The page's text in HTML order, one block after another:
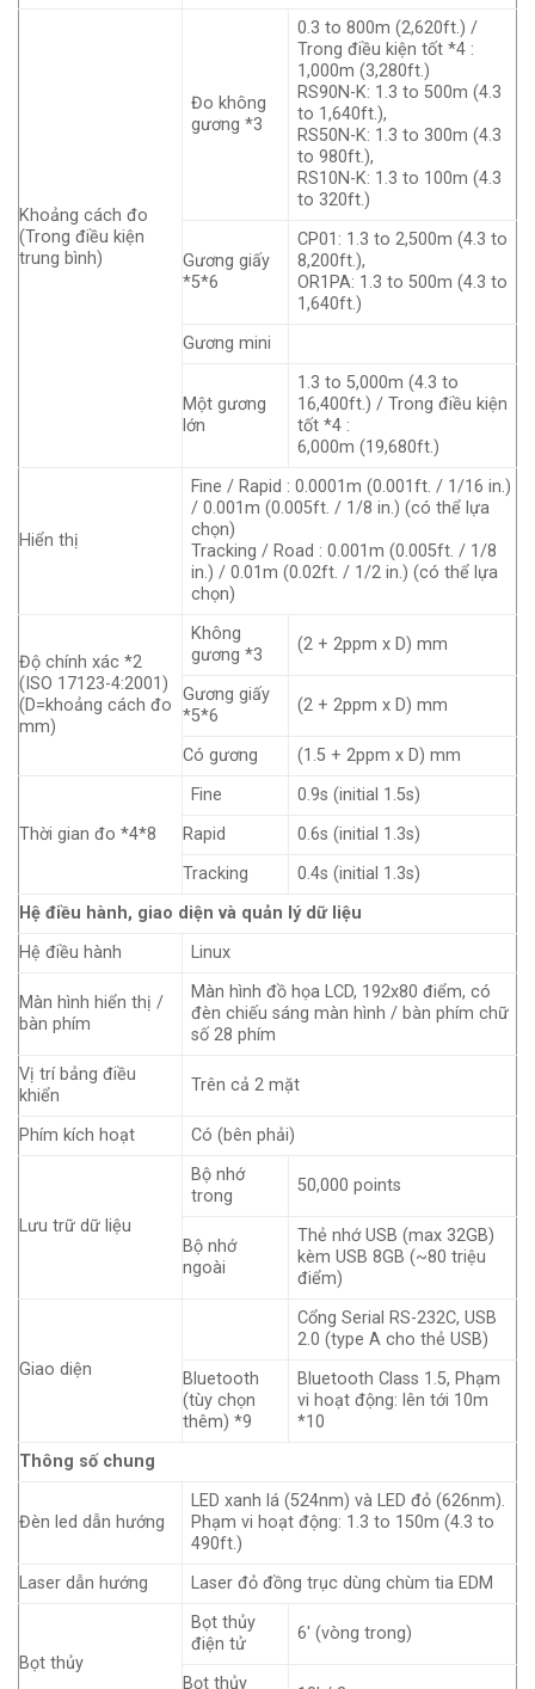
Khoảng cách đo
(Trong điều kiện
trung bình)
Đo không
gương *3
0.3 to 800m (2,620ft.) /
Trong điều kiện tốt *4 :
1,000m (3,280ft.)
RS90N-K: 1.3 to 500m (4.3
to 1,640ft.),
RS50N-K: 1.3 to 300m (4.3
to 980ft.),
RS10N-K: 1.3 to 100m (4.3
to 320ft.)
Gương giấy
*5*6
CP01: 1.3 to 2,500m (4.3 to
8,200ft.),
OR1PA: 1.3 to 500m (4.3 to
1,640ft.)
Gương mini
Một gương
lớn
1.3 to 5,000m (4.3 to
16,400ft.) / Trong điều kiện
tốt *4 :
6,000m (19,680ft.)
Hiển thị
Fine / Rapid : 0.0001m (0.001ft. / 1/16 in.)
/ 0.001m (0.005ft. / 1/8 in.) (có thể lựa
chọn)
Tracking / Road : 0.001m (0.005ft. / 1/8
in.) / 0.01m (0.02ft. / 1/2 in.) (có thể lựa
chọn)
Độ chính xác *2
(ISO 17123-4:2001)
(D=khoảng cách đo
mm)
Không
gương *3
(2 + 2ppm x D) mm
Gương giấy
*5*6
(2 + 2ppm x D) mm
Có gương (1.5 + 2ppm x D) mm
Thời gian đo *4*8
Fine
0.9s (initial 1.5s)
Rapid
0.6s (initial 1.3s)
Tracking
0.4s (initial 1.3s)
Hệ điều hành, giao diện và quản lý dữ liệu
Hệ điều hành
Linux
Màn hình hiển thị /
bàn phím
Màn hình đồ họa LCD, 192x80 điểm, có
đèn chiếu sáng màn hình / bàn phím chữ
số 28 phím
Vị trí bảng điều
khiển
Trên cả 2 mặt
Phím kích hoạt Có (bên phải)
Lưu trữ dữ liệu
Bộ nhớ
trong
50,000 points
Bộ nhớ
ngoài
Thẻ nhớ USB (max 32GB)
kèm USB 8GB (~80 triệu
điểm)
Giao diện
Cổng Serial RS-232C, USB
2.0 (type A cho thẻ USB)
Bluetooth
(tùy chọn
thêm) *9
Bluetooth Class 1.5, Phạm
vi hoạt động: lên tới 10m
*10
Thông số chung
Đèn led dẫn hướng
LED xanh lá (524nm) và LED đỏ (626nm).
Phạm vi hoạt động: 1.3 to 150m (4.3 to
490ft.)
Laser dẫn hướng
Laser đỏ đồng trục dùng chùm tia EDM
Bọt thủy
Bọt thủy
điện tử
6′ (vòng trong)
Bọt thủy